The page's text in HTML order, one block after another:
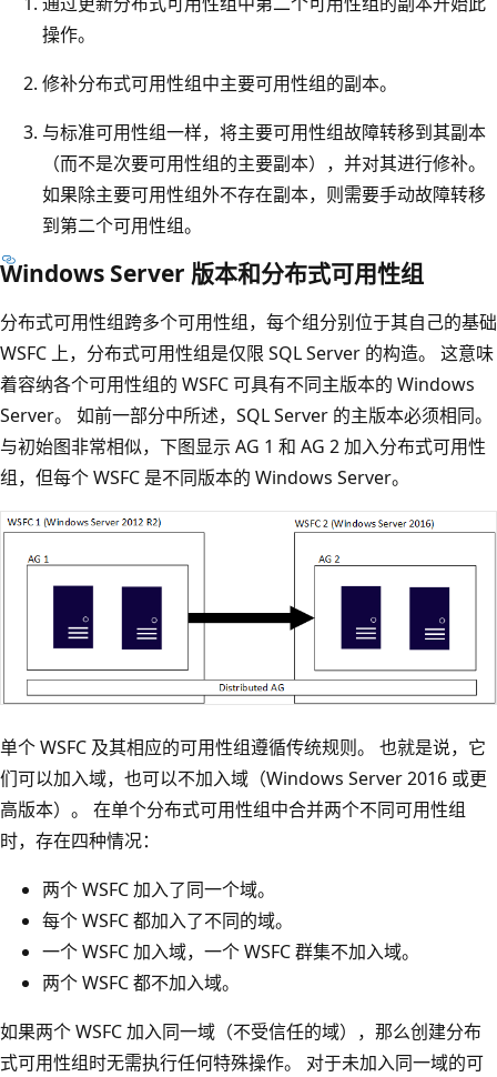
操作。
修补分布式可用性组中主要可用性组的副本。
与标准可用性组一样，将主要可用性组故障转移到其副本
（而不是次要可用性组的主要副本），并对其进行修补。
如果除主要可用性组外不存在副本，则需要手动故障转移
到第二个可用性组。
Windows Server 版本和分布式可用性组
分布式可用性组跨多个可用性组，每个组分别位于其自己的基础
WSFC 上，分布式可用性组是仅限 SQL Server 的构造。 这意味
着容纳各个可用性组的 WSFC 可具有不同主版本的 Windows
Server。 如前一部分中所述，SQL Server 的主版本必须相同。
与初始图非常相似，下图显示 AG 1 和 AG 2 加入分布式可用性
组，但每个 WSFC 是不同版本的 Windows Server。
单个 WSFC 及其相应的可用性组遵循传统规则。 也就是说，它
们可以加入域，也可以不加入域（Windows Server 2016 或更
高版本）。 在单个分布式可用性组中合并两个不同可用性组
时，存在四种情况：
两个 WSFC 加入了同一个域。
每个 WSFC 都加入了不同的域。
一个 WSFC 加入域，一个 WSFC 群集不加入域。
两个 WSFC 都不加入域。
如果两个 WSFC 加入同一域（不受信任的域），那么创建分布
式可用性组时无需执行任何特殊操作。 对于未加入同一域的可